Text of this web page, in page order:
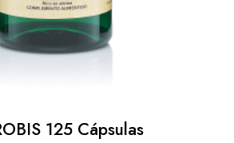
125 Cápsulas